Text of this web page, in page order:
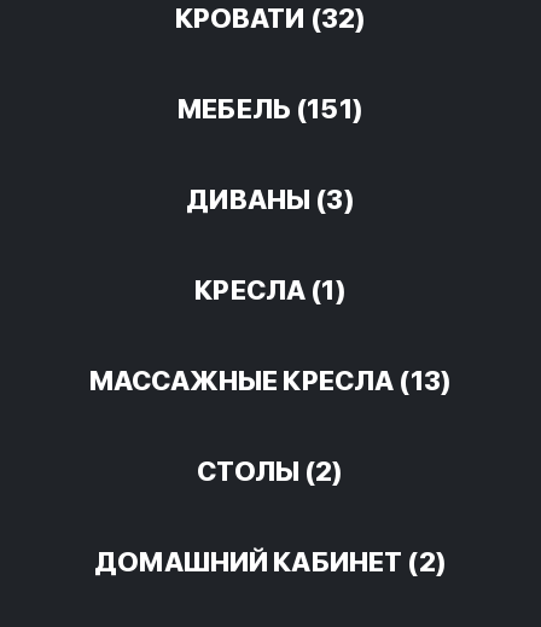
КРОВАТИ (32)
МЕБЕЛЬ (151)
ДИВАНЫ (3)
КРЕСЛА (1)
МАССАЖНЫЕ КРЕСЛА (13)
СТОЛЫ (2)
ДОМАШНИЙ КАБИНЕТ (2)